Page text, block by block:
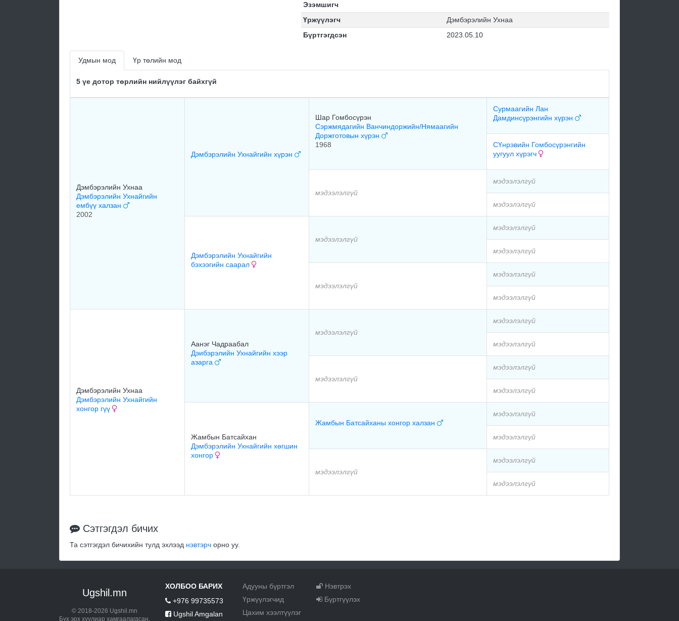
Эзэмшигч
Үржүүлэгч
Дэмбэрэлийн Ухнаа
Бүртгэгдсэн
2023.05.10
Удмын мод Үр төлийн мод
5 үе дотор төрлийн нийлүүлэг байхгүй
Дэмбэрэлийн Ухнаа
Дэмбэрэлийн Ухнайгийн
ембүү халзан
2002
Дэмбэрэлийн Ухнайгийн хүрэн
Шар Гомбосүрэн
Сэржмядагийн Ванчиндоржийн/Нямаагийн
Доржготовын хүрэн
1968
Сурмаагийн Лан
Дамдинсүрэнгийн хүрэн
СҮнрэвийн Гомбосүрэнгийн
уугуул хүрэгч
мэдээлэлгүй
мэдээлэлгүй
мэдээлэлгүй
Дэмбэрэлийн Ухнайгийн
бэхээгийн саарал
мэдээлэлгүй
мэдээлэлгүй
мэдээлэлгүй
мэдээлэлгүй
мэдээлэлгүй
мэдээлэлгүй
Дэмбэрэлийн Ухнаа
Дэмбэрэлийн Ухнайгийн
хонгор гүү
Аанэг Чадраабал
Дэибэрэлийн Ухнайгийн хээр
азарга
мэдээлэлгүй
мэдээлэлгүй
мэдээлэлгүй
мэдээлэлгүй
мэдээлэлгүй
мэдээлэлгүй
Жамбын Батсайхан
Дэмбэрэлийн Ухнайгийн хөгшин
хонгор
Жамбын Батсайханы хонгор халзан
мэдээлэлгүй
мэдээлэлгүй
мэдээлэлгүй
мэдээлэлгүй
мэдээлэлгүй
Сэтгэгдэл бичих
Та сэтгэгдэл бичихийн тулд эхлээд нэвтэрч орно уу.
Ugshil.mn
© 2018-2026 Ugshil.mn
Бүх эрх хуулиар хамгаалагдсан.
ХОЛБОО БАРИХ
+976 99735573
Ugshil Amgalan
Адууны бүртгэл
Үржүүлэгчид
Цахим хээлтүүлэг
Нэвтрэх
Бүртгүүлэх